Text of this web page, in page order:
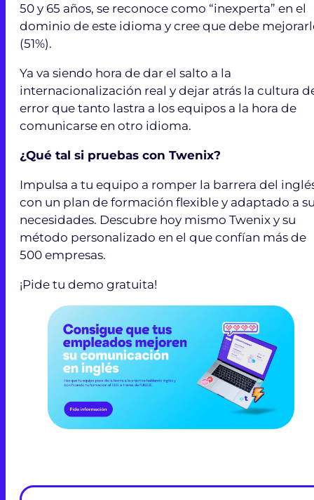
50 y 65 años, se reconoce como “inexperta” en el
dominio de este idioma y cree que debe
(51%).
Ya va siendo hora de dar el salto a la
internacionalización real y dejar atrás la cultura
error que tanto lastra a los equipos a la hora de
comunicarse en otro idioma.
¿Qué tal si pruebas con Twenix?
Impulsa a tu equipo a romper la barrera del
con un plan de formación flexible y adaptado a
necesidades. Descubre hoy mismo Twenix y su
método personalizado en el que confían más de
500 empresas.
¡Pide tu demo gratuita!